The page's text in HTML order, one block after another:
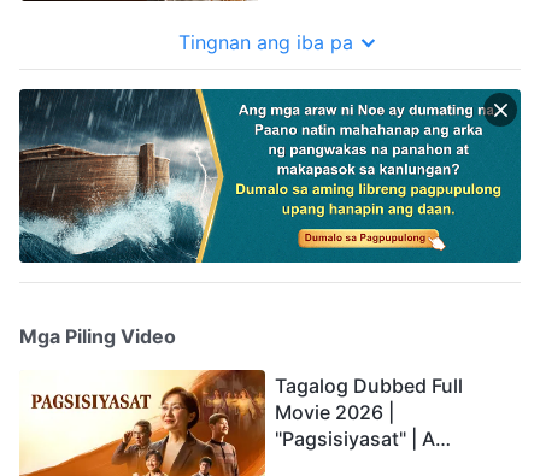
Tingnan ang iba pa
Mga Piling Video
Tagalog Dubbed Full
Movie 2026 |
"Pagsisiyasat" | A